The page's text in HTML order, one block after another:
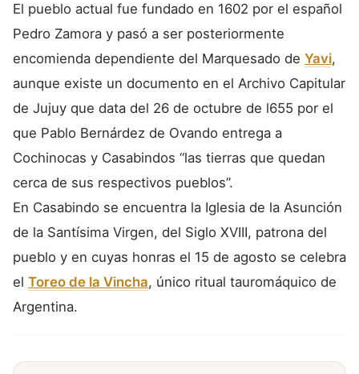
El pueblo actual fue fundado en 1602 por el español
Pedro Zamora y pasó a ser posteriormente
encomienda dependiente del Marquesado de Yavi,
aunque existe un documento en el Archivo Capitular
de Jujuy que data del 26 de octubre de l655 por el
que Pablo Bernárdez de Ovando entrega a
Cochinocas y Casabindos “las tierras que quedan
cerca de sus respectivos pueblos”.
En Casabindo se encuentra la Iglesia de la Asunción
de la Santísima Virgen, del Siglo XVIII, patrona del
pueblo y en cuyas honras el 15 de agosto se celebra
el Toreo de la Vincha, único ritual tauromáquico de
Argentina.